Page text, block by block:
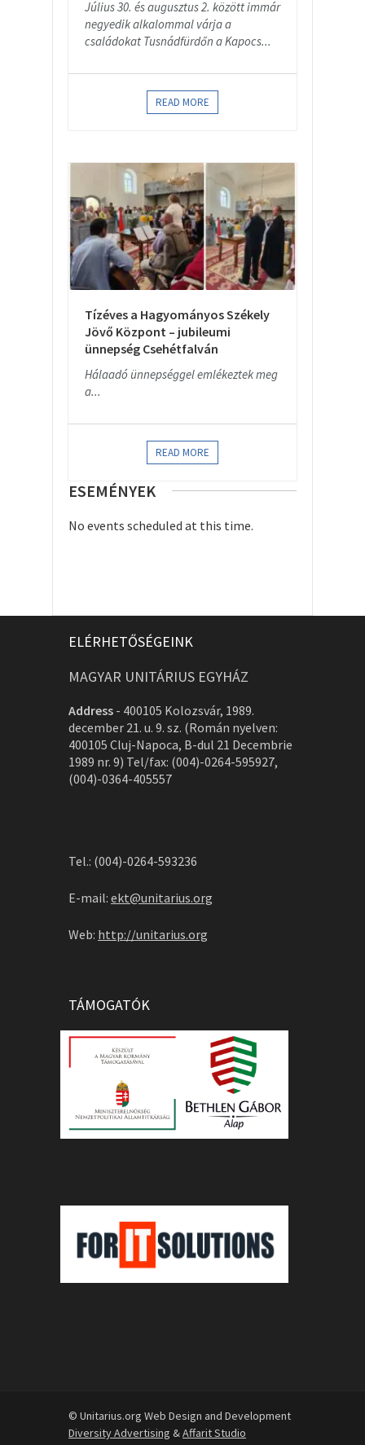
Július 30. és augusztus 2. között immár
negyedik alkalommal várja a
családokat Tusnádfürdőn a Kapocs...
READ MORE
Tízéves a Hagyományos Székely
Jövő Központ – jubileumi
ünnepség Csehétfalván
Hálaadó ünnepséggel emlékeztek meg
a...
READ MORE
ESEMÉNYEK
No events scheduled at this time.
ELÉRHETŐSÉGEINK
MAGYAR UNITÁRIUS EGYHÁZ
Address - 400105 Kolozsvár, 1989.
december 21. u. 9. sz. (Román nyelven:
400105 Cluj-Napoca, B-dul 21 Decembrie
1989 nr. 9) Tel/fax: (004)-0264-595927,
(004)-0364-405557
Tel.: (004)-0264-593236
E-mail: ekt@unitarius.org
Web: http://unitarius.org
TÁMOGATÓK
© Unitarius.org Web Design and Development
Diversity Advertising &Affarit Studio